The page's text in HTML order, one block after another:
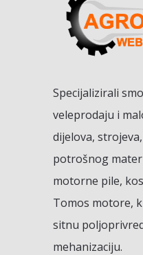
Specijalizirali
veleprodaju i
dijelova,
potrošnog
motorne pile,
Tomos motore,
sitnu
mehanizaciju.